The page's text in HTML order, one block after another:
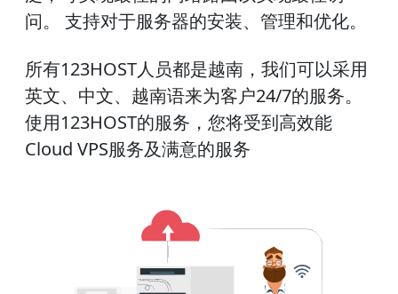
问。 支持对于服务器的安装、管理和优化。
所有123HOST人员都是越南，我们可以采用
英文、中文、越南语来为客户24/7的服务。
使用123HOST的服务，您将受到高效能
Cloud VPS服务及满意的服务